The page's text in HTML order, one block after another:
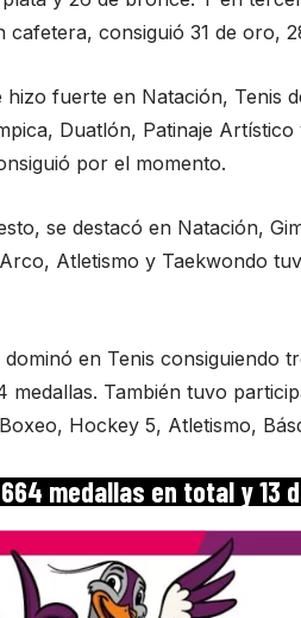
cafetera, consiguió 31 de oro,
hizo fuerte en Natación, Tenis
Duatlón, Patinaje
por el momento.
se destacó en Natación,
Atletismo y Taekwondo
en Tenis consiguiendo
medallas. También tuvo
Hockey 5, Atletismo,
medallas en total y 13